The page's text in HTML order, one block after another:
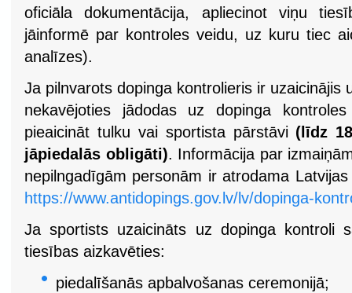
oficiāla dokumentācija, apliecinot viņu
jāinformē par kontroles veidu, uz kuru tiec
analīzes).
Ja pilnvarots dopinga kontrolieris ir uzaicinājis
nekavējoties jādodas uz dopinga
pieaicināt tulku vai sportista pārstāvi (līdz
jāpiedalās obligāti). Informācija par
nepilngadīgām personām ir atrodama
https://www.antidopings.gov.lv/lv/dopinga-
Ja sportists uzaicināts uz dopinga kontroli
tiesības aizkavēties:
piedalīšanās apbalvošanas ceremonijā;